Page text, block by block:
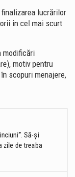
lucrărilor
în cel mai scurt
modificări
motiv pentru
scopuri menajere,
Să-şi
zile de treaba